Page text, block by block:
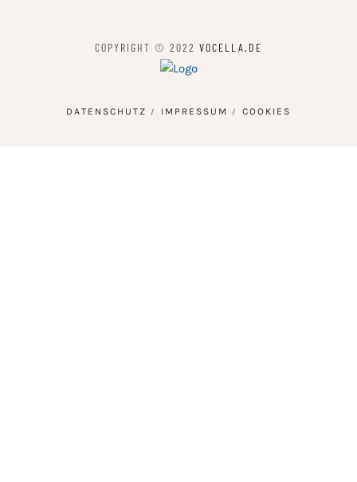
COPYRIGHT © 2022 VOCELLA.DE
DATENSCHUTZ IMPRESSUM COOKIES